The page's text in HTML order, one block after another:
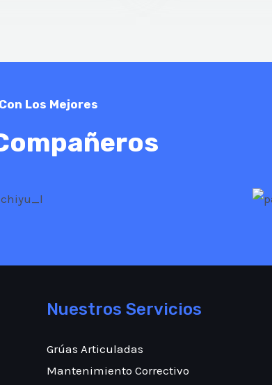
Los Mejores
Nuestros Servicios
Grúas Articuladas
Mantenimiento Correctivo